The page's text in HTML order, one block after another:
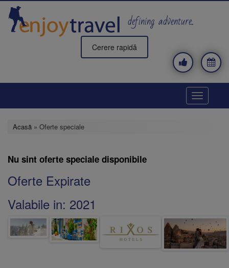
Mergi
conţinutul
principal
defining adventure..
Cerere rapidă
Toggle
Acasă » Oferte speciale
Nu sint oferte speciale disponibile
Oferte Expirate
Valabile in: 2021